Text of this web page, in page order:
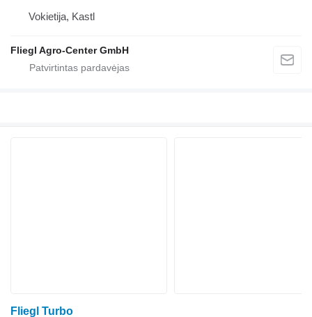
Vokietija, Kastl
Fliegl Agro-Center GmbH
Fliegl Turbo